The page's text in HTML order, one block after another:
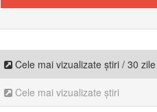
Cele mai vizualizate știri / 30 zile
Cele mai vizualizate știri